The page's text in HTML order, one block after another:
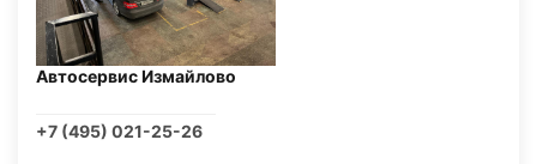
Автосервис Измайлово
+7 (495) 021-25-26